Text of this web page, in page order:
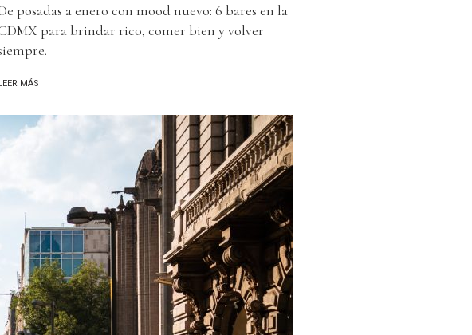
posadas a enero con mood nuevo: 6 bares en la
para brindar rico, comer bien y volver
MÁS